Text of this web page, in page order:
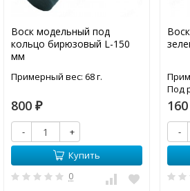
Воск модельный под
кольцо бирюзовый L-150
мм
Примерный вес: 68 г.
800 ₽
-
+
Купить
0
Под
160
-